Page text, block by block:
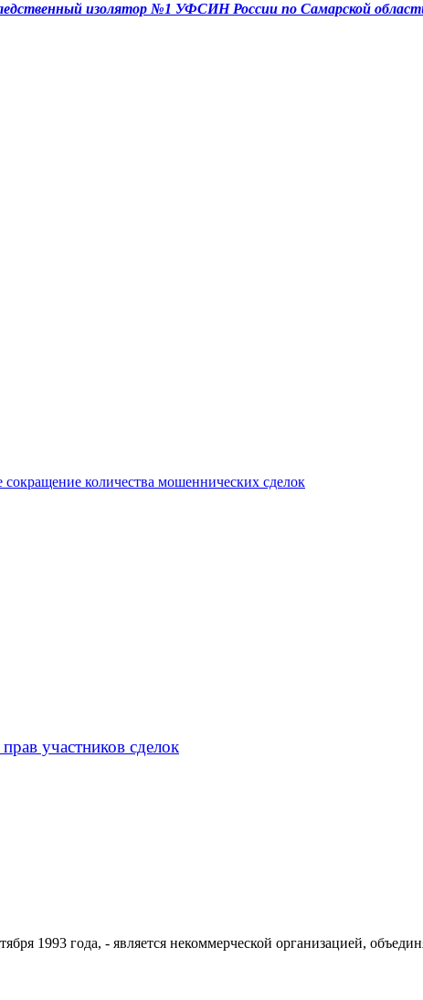
изолятор №1 УФСИН России по Самарской
количества мошеннических сделок
участников сделок
1993 года, - является некоммерческой организацией,